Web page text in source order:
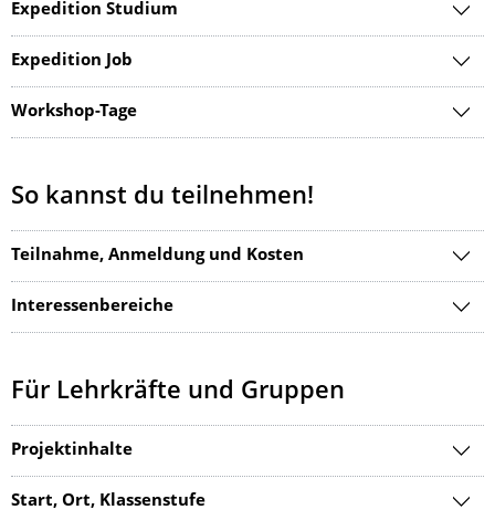
Expedition Studium
Expedition Job
Workshop-Tage
So kannst du teilnehmen!
Teilnahme, Anmeldung und Kosten
Interessenbereiche
Für Lehrkräfte und Gruppen
Projektinhalte
Start, Ort, Klassenstufe